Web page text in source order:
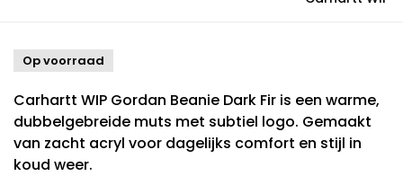
Op voorraad
Carhartt WIP Gordan Beanie Dark Fir is een warme,
dubbelgebreide muts met subtiel logo. Gemaakt
van zacht acryl voor dagelijks comfort en stijl in
koud weer.